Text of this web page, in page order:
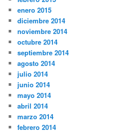
enero 2015
diciembre 2014
noviembre 2014
octubre 2014
septiembre 2014
agosto 2014
julio 2014
junio 2014
mayo 2014
abril 2014
marzo 2014
febrero 2014